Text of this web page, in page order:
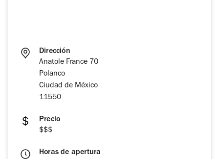
Dirección
Anatole France 70
Polanco
Ciudad de México
11550
Precio
$$$
Horas de apertura